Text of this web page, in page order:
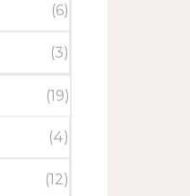
(6)
(3)
(19)
(4)
(12)